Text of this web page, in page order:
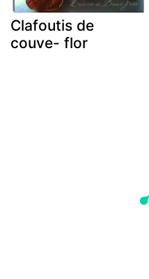
Clafoutis de
couve- flor